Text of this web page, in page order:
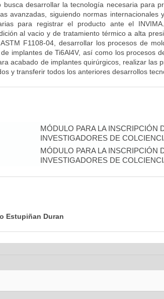
busca desarrollar la tecnología necesaria para
avanzadas, siguiendo normas internacionales
para registrar el producto ante el
al vacio y de tratamiento térmico a alta
F1108-04, desarrollar los procesos de
implantes de Ti6Al4V, así como los procesos
acabado de implantes quirúrgicos, realizar las
y transferir todos los anteriores desarrollos
MÓDULO PARA LA INSCRIPCIÓN
INVESTIGADORES DE
MÓDULO PARA LA INSCRIPCIÓN
INVESTIGADORES DE
Estupiñan Duran